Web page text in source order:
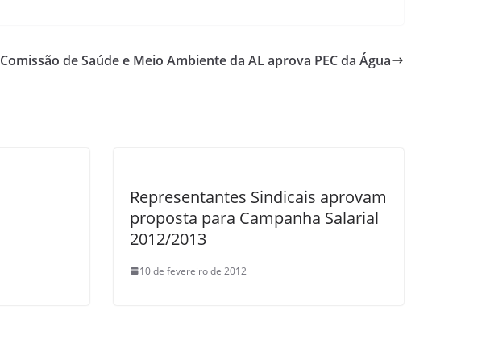
Comissão de Saúde e Meio Ambiente da AL aprova PEC da Água
Representantes Sindicais aprovam
proposta para Campanha Salarial
2012/2013
10 de fevereiro de 2012